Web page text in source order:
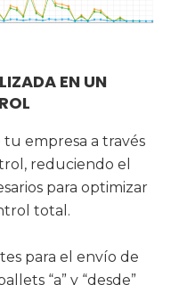
EN UN
empresa a través
reduciendo el
para optimizar
total.
para el envío de
“a” y “desde”